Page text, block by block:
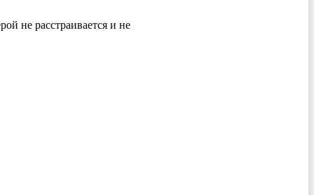
не расстраивается и не